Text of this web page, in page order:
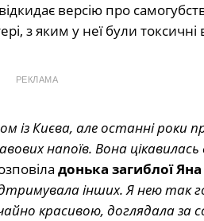
версію про
з яким у неї були
РЕКЛАМА
Києва, але останні роки
напоїв. Вона
донька загиблої
інших. Я нею так
красивою, доглядала